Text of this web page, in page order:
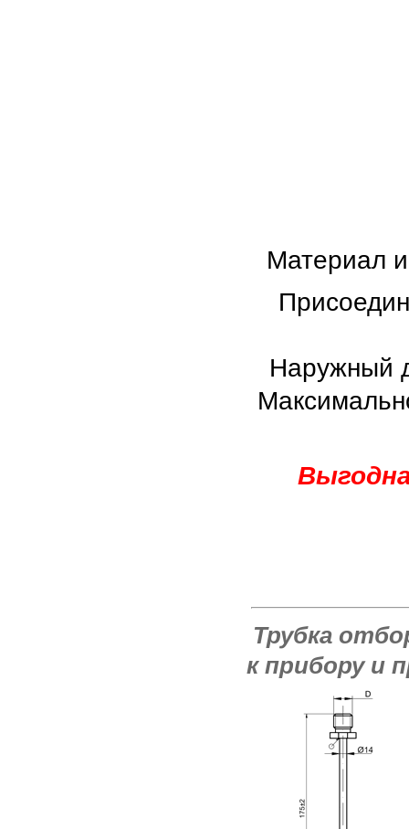
Материал
Наружный
Трубка
к прибору и